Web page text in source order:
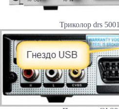
Триколор drs